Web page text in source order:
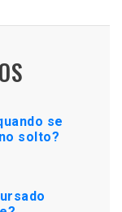
se
solto?